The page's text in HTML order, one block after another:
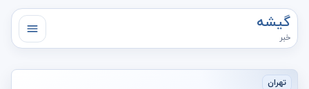
گیشه
خبر
تهران